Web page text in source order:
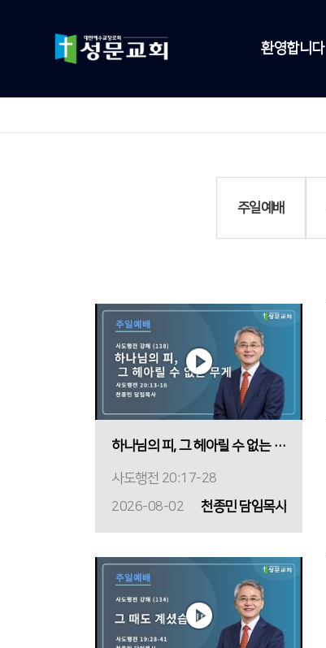
환영합니다
주일예배
하나님의 피, 그 헤아릴 수 없는 무게
사도행전 20:17-28
2026-08-02
천종민 담임목사